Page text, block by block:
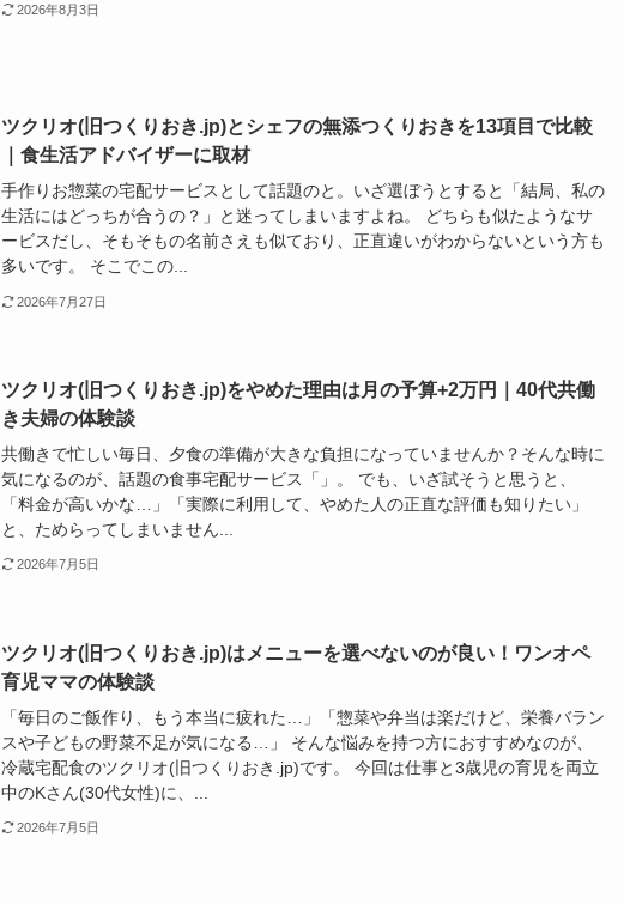
2026年8月3日
ツクリオ(旧つくりおき.jp)とシェフの無添つくりおきを13項目で比較
｜食生活アドバイザーに取材
手作りお惣菜の宅配サービスとして話題のと。いざ選ぼうとすると「結局、私の
生活にはどっちが合うの？」と迷ってしまいますよね。 どちらも似たようなサ
ービスだし、そもそもの名前さえも似ており、正直違いがわからないという方も
多いです。 そこでこの...
2026年7月27日
ツクリオ(旧つくりおき.jp)をやめた理由は月の予算+2万円｜40代共働
き夫婦の体験談
共働きで忙しい毎日、夕食の準備が大きな負担になっていませんか？そんな時に
気になるのが、話題の食事宅配サービス「」。 でも、いざ試そうと思うと、
「料金が高いかな…」「実際に利用して、やめた人の正直な評価も知りたい」
と、ためらってしまいません...
2026年7月5日
ツクリオ(旧つくりおき.jp)はメニューを選べないのが良い！ワンオペ
育児ママの体験談
「毎日のご飯作り、もう本当に疲れた…」「惣菜や弁当は楽だけど、栄養バラン
スや子どもの野菜不足が気になる…」 そんな悩みを持つ方におすすめなのが、
冷蔵宅配食のツクリオ(旧つくりおき.jp)です。 今回は仕事と3歳児の育児を両立
中のKさん(30代女性)に、...
2026年7月5日